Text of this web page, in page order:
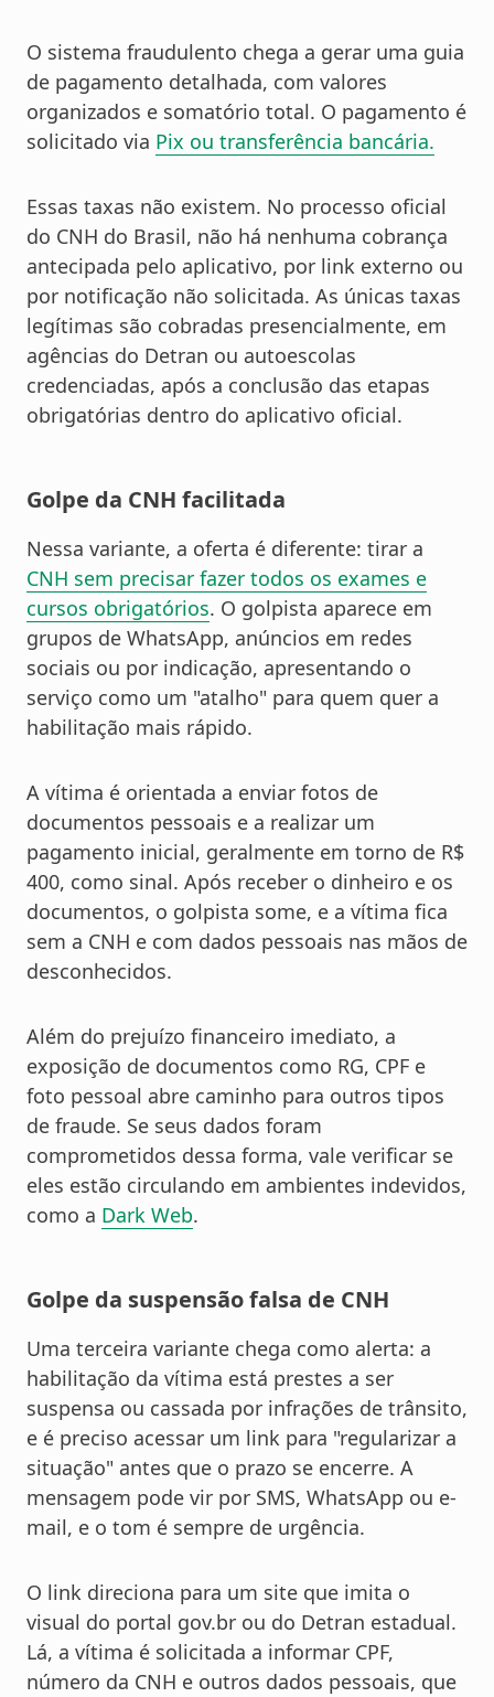
O sistema fraudulento chega a gerar uma guia
de pagamento detalhada, com valores
organizados e somatório total. O pagamento é
solicitado via Pix ou transferência bancária.
Essas taxas não existem. No processo oficial
do CNH do Brasil, não há nenhuma cobrança
antecipada pelo aplicativo, por link externo ou
por notificação não solicitada. As únicas taxas
legítimas são cobradas presencialmente, em
agências do Detran ou autoescolas
credenciadas, após a conclusão das etapas
obrigatórias dentro do aplicativo oficial.
Golpe da CNH facilitada
Nessa variante, a oferta é diferente: tirar a
CNH sem precisar fazer todos os exames e
cursos obrigatórios. O golpista aparece em
grupos de WhatsApp, anúncios em redes
sociais ou por indicação, apresentando o
serviço como um "atalho" para quem quer a
habilitação mais rápido.
A vítima é orientada a enviar fotos de
documentos pessoais e a realizar um
pagamento inicial, geralmente em torno de R$
400, como sinal. Após receber o dinheiro e os
documentos, o golpista some, e a vítima fica
sem a CNH e com dados pessoais nas mãos de
desconhecidos.
Além do prejuízo financeiro imediato, a
exposição de documentos como RG, CPF e
foto pessoal abre caminho para outros tipos
de fraude. Se seus dados foram
comprometidos dessa forma, vale verificar se
eles estão circulando em ambientes indevidos,
como a Dark Web.
Golpe da suspensão falsa de CNH
Uma terceira variante chega como alerta: a
habilitação da vítima está prestes a ser
suspensa ou cassada por infrações de trânsito,
e é preciso acessar um link para "regularizar a
situação" antes que o prazo se encerre. A
mensagem pode vir por SMS, WhatsApp ou e-
mail, e o tom é sempre de urgência.
O link direciona para um site que imita o
visual do portal gov.br ou do Detran estadual.
Lá, a vítima é solicitada a informar CPF,
número da CNH e outros dados pessoais, que